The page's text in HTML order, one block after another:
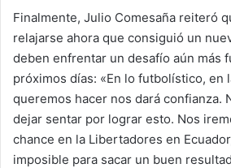
Finalmente, Julio Comesaña reiteró
relajarse ahora que consiguió un
deben enfrentar un desafío aún más
próximos días: «En lo futbolístico, en
queremos hacer nos dará confianza.
dejar sentar por lograr esto. Nos
chance en la Libertadores en
imposible para sacar un buen